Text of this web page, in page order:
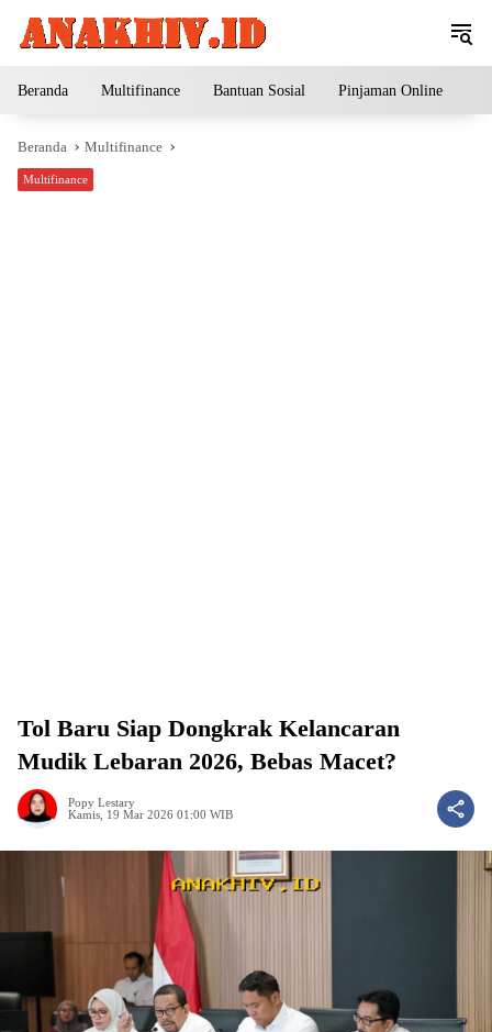
Beranda Multifinance Bantuan Sosial Pinjaman Online
Beranda Multifinance
Multifinance
Tol Baru Siap Dongkrak Kelancaran
Mudik Lebaran 2026, Bebas Macet?
Popy Lestary
Kamis, 19 Mar 2026 01:00 WIB